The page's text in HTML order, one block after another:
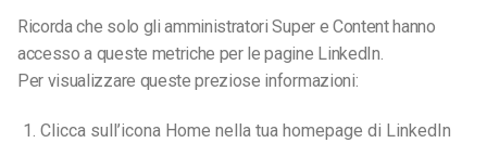
Ricorda che solo gli amministratori Super e Content hanno
accesso a queste metriche per le pagine LinkedIn.
Per visualizzare queste preziose informazioni:
Clicca sull’icona Home nella tua homepage di LinkedIn